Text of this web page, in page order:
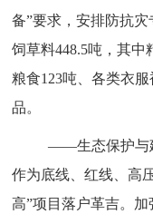
备”要求，安排防抗
饲草料448.5吨，其中
粮食123吨、各类衣
品。
——生态保护与
作为底线、红线、高
高”项目落户革吉。